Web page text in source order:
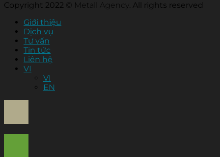
Copyright 2022 © Metall Agency. All rights reserved
Giới thiệu
Dịch vụ
Tư vấn
Tin tức
Liên hệ
VI
VI
EN